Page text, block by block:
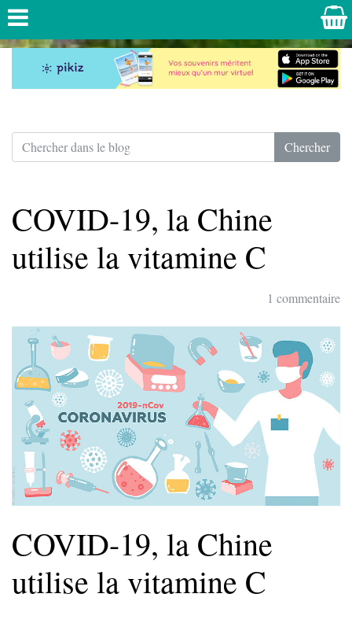
COVID-19, la Chine
utilise la vitamine C
1 commentaire
COVID-19, la Chine
utilise la vitamine C